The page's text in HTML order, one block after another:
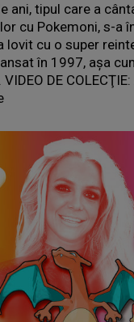
ani, tipul care a
cu Pokemoni, s-a
lovit cu o super
în 1997, aşa
DE